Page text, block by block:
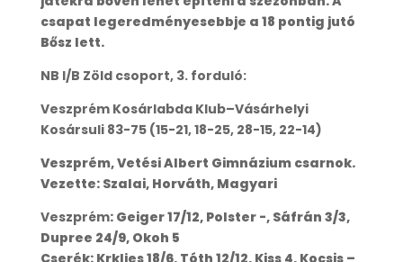
csapat legeredményesebbje a 18 pontig jutó
Bősz lett.
NB I/B Zöld csoport, 3. forduló:
Veszprém Kosárlabda Klub–Vásárhelyi
Kosársuli 83-75 (15-21, 18-25, 28-15, 22-14)
Veszprém, Vetési Albert Gimnázium csarnok.
Vezette: Szalai, Horváth, Magyari
Veszprém: Geiger 17/12, Polster -, Sáfrán 3/3,
Dupree 24/9, Okoh 5
Cserék: Krkljes 18/6, Tóth 12/12, Kiss 4, Kocsis –